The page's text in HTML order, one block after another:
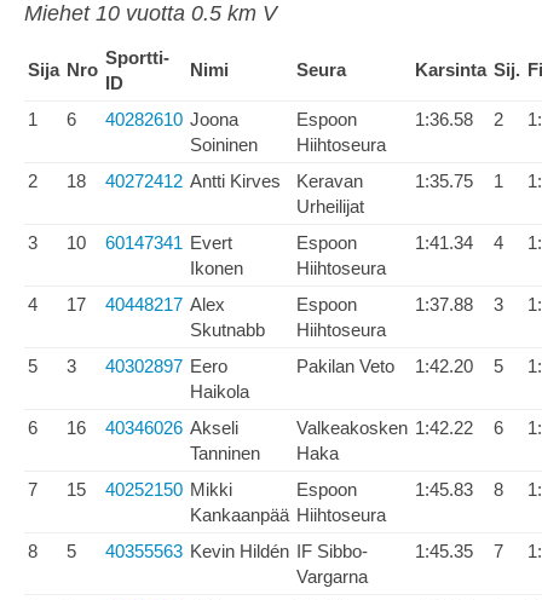
Miehet 10 vuotta 0.5 km V
Sija Nro
Sportti-
ID
Nimi Seura Karsinta Sij.
1 6 40282610 Joona
Soininen
Espoon
Hiihtoseura
1:36.58 2
2 18 40272412 Antti Kirves
Keravan
Urheilijat
1:35.75 1
3 10 60147341 Evert
Ikonen
Espoon
Hiihtoseura
1:41.34 4
4 17 40448217 Alex
Skutnabb
Espoon
Hiihtoseura
1:37.88 3
5 3 40302897 Eero
Haikola
Pakilan Veto 1:42.20 5
6 16 40346026 Akseli
Tanninen
Valkeakosken
Haka
1:42.22 6
7 15 40252150 Mikki
Kankaanpää
Espoon
Hiihtoseura
1:45.83 8
8 5 40355563 Kevin Hildén IF Sibbo-
Vargarna
1:45.35 7